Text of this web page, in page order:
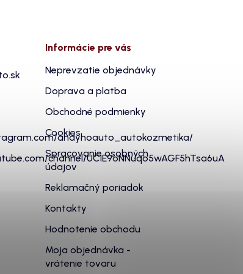
andyhoauto_autokozmetika/
channel/UC1E9oNNuqo5wAGF5hTsa6uA
Informácie pre vás
Neprevzatie objednávky
Doprava a platba
Obchodné podmienky
Cookies
Spracovanie osobných
údajov
Reklamačný poriadok
Kontakty
Hodnotenie obchodu
Moja objednávka -
vrátenie tovaru